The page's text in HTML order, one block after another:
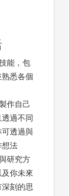
能，包
悉各個
作自己
過不同
可透過與
想法
研究方
你未來
刻的思